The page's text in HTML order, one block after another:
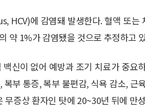
HCV)에 감염돼 발생한다. 혈액 또는
약 1%가 감염됐을 것으로 추정하고
신이 없어 예방과 조기 치료가 중요
부 통증, 복부 불편감, 식욕 감소, 근
증상 환자인 탓에 20~30년 뒤에 만